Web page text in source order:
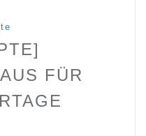
FÜR